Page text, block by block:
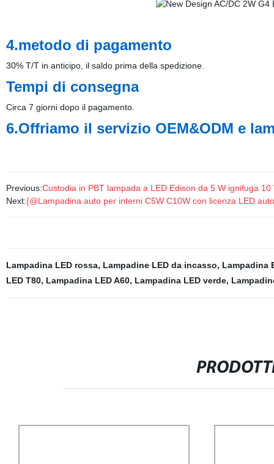
4.metodo di pagamento
30% T/T in anticipo, il saldo prima della spedizione.
Tempi di consegna
Circa 7 giorni dopo il pagamento.
6.Offriamo il servizio OEM&ODM e
Previous:Custodia in PBT lampada a LED Edison da 5 W ignifuga 10
Next:{@Lampadina auto per interni C5W C10W con licenza LED
Lampadina LED rossa, Lampadine LED da incasso, Lampadina
LED T80, Lampadina LED A60, Lampadina LED verde,